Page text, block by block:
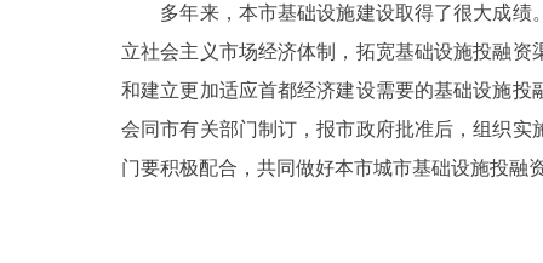
中介服务
多年来，本市基础设施建设取得了很大成绩
立社会主义市场经济体制，拓宽基础设施投融
和建立更加适应首都经济建设需要的基础设施
会同市有关部门制订，报市政府批准后，组织
门要积极配合，共同做好本市城市基础设施投融